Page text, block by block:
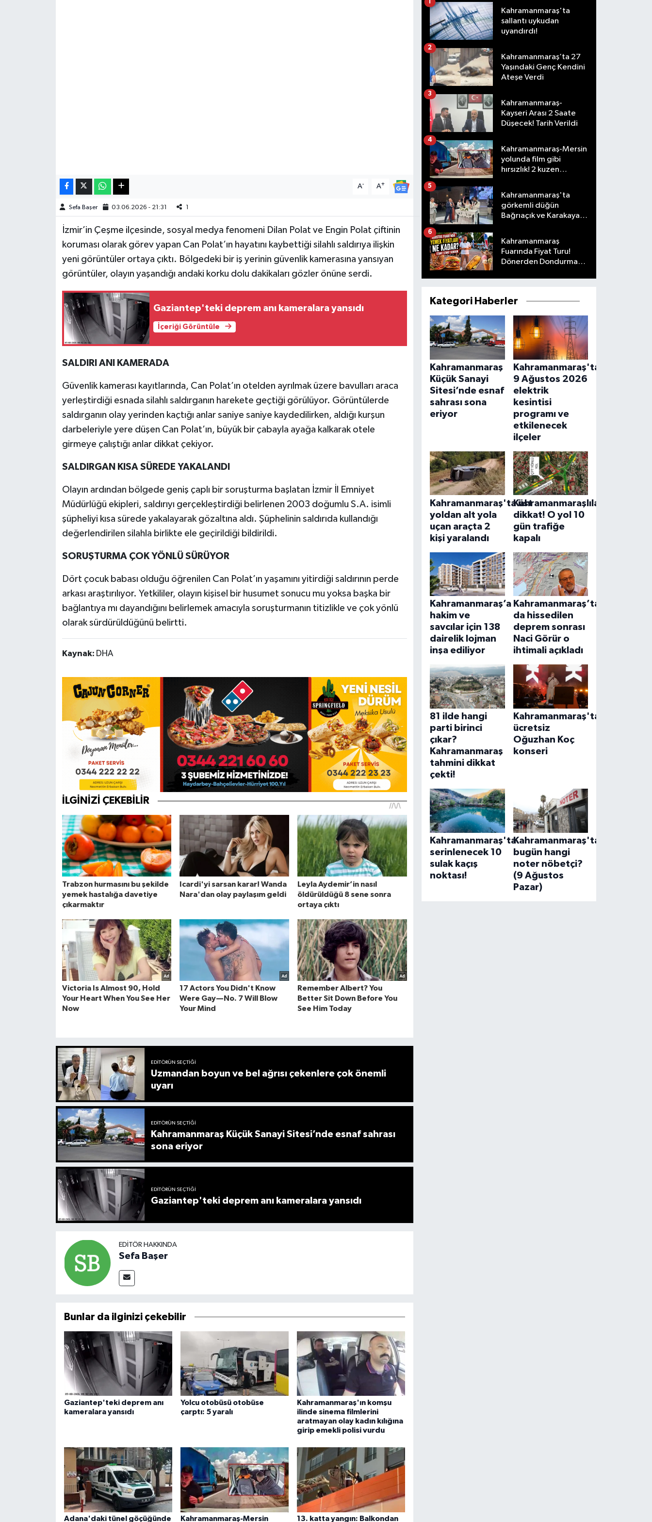
A- A+
Sefa Başer 03.06.2026 - 21:31 1
İzmir’in Çeşme ilçesinde, sosyal medya fenomeni Dilan Polat ve Engin Polat çiftinin
koruması olarak görev yapan Can Polat’ın hayatını kaybettiği silahlı saldırıya ilişkin
yeni görüntüler ortaya çıktı. Bölgedeki bir iş yerinin güvenlik kamerasına yansıyan
görüntüler, olayın yaşandığı andaki korku dolu dakikaları gözler önüne serdi.
Gaziantep'teki deprem anı kameralara yansıdı
İçeriği Görüntüle
SALDIRI ANI KAMERADA
Güvenlik kamerası kayıtlarında, Can Polat’ın otelden ayrılmak üzere bavulları araca
yerleştirdiği esnada silahlı saldırganın harekete geçtiği görülüyor. Görüntülerde
saldırganın olay yerinden kaçtığı anlar saniye saniye kaydedilirken, aldığı kurşun
darbeleriyle yere düşen Can Polat’ın, büyük bir çabayla ayağa kalkarak otele
girmeye çalıştığı anlar dikkat çekiyor.
SALDIRGAN KISA SÜREDE YAKALANDI
Olayın ardından bölgede geniş çaplı bir soruşturma başlatan İzmir İl Emniyet
Müdürlüğü ekipleri, saldırıyı gerçekleştirdiği belirlenen 2003 doğumlu S.A. isimli
şüpheliyi kısa sürede yakalayarak gözaltına aldı. Şüphelinin saldırıda kullandığı
değerlendirilen silahla birlikte ele geçirildiği bildirildi.
SORUŞTURMA ÇOK YÖNLÜ SÜRÜYOR
Dört çocuk babası olduğu öğrenilen Can Polat’ın yaşamını yitirdiği saldırının perde
arkası araştırılıyor. Yetkililer, olayın kişisel bir husumet sonucu mu yoksa başka bir
bağlantıya mı dayandığını belirlemek amacıyla soruşturmanın titizlikle ve çok yönlü
olarak sürdürüldüğünü belirtti.
Kaynak: DHA
EDITÖRÜN SEÇTIĞI
Uzmandan boyun ve bel ağrısı çekenlere çok önemli
uyarı
EDITÖRÜN SEÇTIĞI
Kahramanmaraş Küçük Sanayi Sitesi’nde esnaf sahrası
sona eriyor
EDITÖRÜN SEÇTIĞI
Gaziantep'teki deprem anı kameralara yansıdı
EDITÖR HAKKINDA
Sefa Başer
Bunlar da ilginizi çekebilir
Gaziantep'teki deprem anı
kameralara yansıdı
Yolcu otobüsü otobüse
çarptı: 5 yaralı
Kahramanmaraş'ın komşu
ilinde sinema filmlerini
aratmayan olay kadın kılığına
girip emekli polisi vurdu
Adana'daki tünel göçüğünde Kahramanmaraş-Mersin 13. katta yangın: Balkondan
Kahramanmaraş'ta
sallantı uykudan
uyandırdı!
1
Kahramanmaraş’ta 27
Yaşındaki Genç Kendini
Ateşe Verdi
2
Kahramanmaraş-
Kayseri Arası 2 Saate
Düşecek! Tarih Verildi
3
Kahramanmaraş-Mersin
yolunda film gibi
hırsızlık! 2 kuzen
4
Kahramanmaraş'ta
görkemli düğün
Bağrıaçık ve Karakaya
5
Kahramanmaraş
Fuarında Fiyat Turu!
Dönerden Dondurmaya
6
Kategori Haberler
Kahramanmaraş
Küçük Sanayi
Sitesi’nde esnaf
sahrası sona
eriyor
Kahramanmaraş'ta
9 Ağustos 2026
elektrik
kesintisi
programı ve
etkilenecek
ilçeler
Kahramanmaraş'ta üst
yoldan alt yola
uçan araçta 2
kişi yaralandı
Kahramanmaraşlılar
dikkat! O yol 10
gün trafiğe
kapalı
Kahramanmaraş’a
hakim ve
savcılar için 138
dairelik lojman
inşa ediliyor
Kahramanmaraş’ta
da hissedilen
deprem sonrası
Naci Görür o
ihtimali açıkladı
81 ilde hangi
parti birinci
çıkar?
Kahramanmaraş
tahmini dikkat
çekti!
Kahramanmaraş'ta
ücretsiz
Oğuzhan Koç
konseri
Kahramanmaraş'ta
serinlenecek 10
sulak kaçış
noktası!
Kahramanmaraş'ta
bugün hangi
noter nöbetçi?
(9 Ağustos
Pazar)
SürManşet
Teknoloji
KAHRAMANMARAŞ